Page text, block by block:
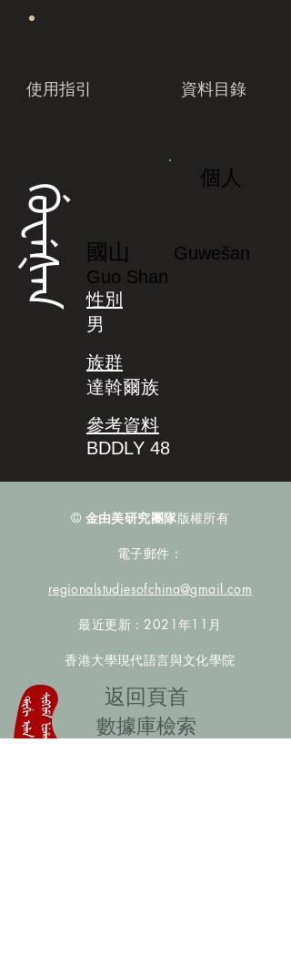
使用指引 資料目錄
ᡤᡠᠸᡝᡧᠠᠨ
個人
國山
Guwešan
Guo Shan
性別
男
族群
達斡爾族
參考資料
BDDLY 48
© 金由美研究團隊版權所有
電子郵件：
regionalstudiesofchina@gmail.com
最近更新：2021年11月
香港大學現代語言與文化學院
​返回頁首
數據庫檢索